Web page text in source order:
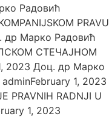
Радовић
PRAVU
др Марко Радовић
СТЕЧАЈНОМ
2023 Доц. др Марко
1, 2023
PRAVNIH RADNJI U
1, 2023